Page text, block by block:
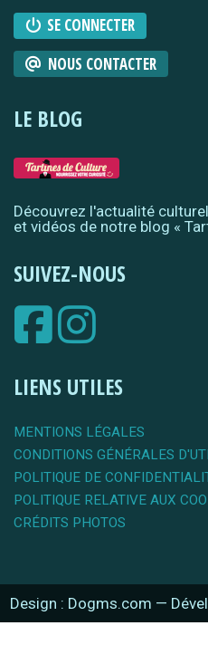
SE CONNECTER
NOUS CONTACTER
LE BLOG
Découvrez l'actualité
et vidéos de notre blog «
SUIVEZ-NOUS
LIENS UTILES
MENTIONS LÉGALES
CONDITIONS GÉNÉRALES
POLITIQUE DE
POLITIQUE RELATIVE AUX
CRÉDITS PHOTOS
Design : Dogms.com —